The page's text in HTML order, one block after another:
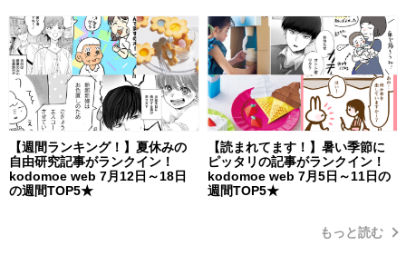
【週間ランキング！】夏休みの
自由研究記事がランクイン！
kodomoe web 7月12日～18日
の週間TOP5★
【読まれてます！】暑い季節に
ピッタリの記事がランクイン！
kodomoe web 7月5日～11日の
週間TOP5★
もっと読む